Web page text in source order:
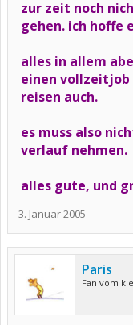
zur zeit noch
gehen. ich hoffe
alles in allem
einen
reisen auch.
es muss also
verlauf nehmen.
alles gute, und
3. Januar 2005
Paris
Fan vom